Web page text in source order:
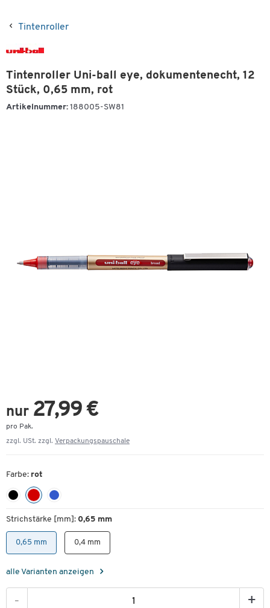
Tintenroller
Tintenroller Uni-ball eye, dokumentenecht, 12
Stück, 0,65 mm, rot
Artikelnummer: 188005-SW81
nur 27,99 €
pro Pak.
zzgl. USt. zzgl. Verpackungspauschale
Farbe: rot
Strichstärke [mm]: 0,65 mm
0,65 mm 0,4 mm
alle Varianten anzeigen
- +